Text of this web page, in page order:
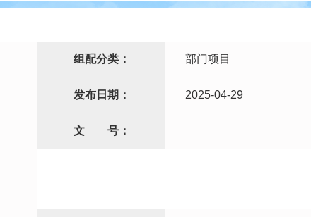
组配分类： 部门项目
发布日期： 2025-04-29
文 号：